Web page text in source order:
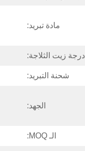
مادة تبريد:
درجة زيت الثلاجة:
شحنة التبريد:
الجهد:
الـ MOQ: